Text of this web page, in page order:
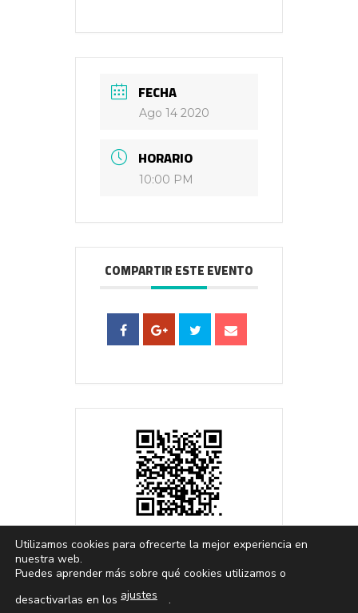
FECHA
Ago 14 2020
HORARIO
10:00 PM
COMPARTIR ESTE EVENTO
Devoluciones y reembolsos
Utilizamos cookies para ofrecerte la mejor experiencia en
nuestra web.
Puedes aprender más sobre qué cookies utilizamos o
desactivarlas en los ajustes .